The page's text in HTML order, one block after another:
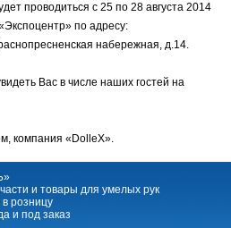
проводиться с 25 по 28 августа 2014
по адресу:
набережная, д.14.
Вас в числе наших гостей на
компания «DolleX».
и товары для умелых рук
розницу
и под заказ